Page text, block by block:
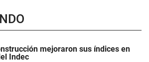
mejoraron sus índices en
Indec